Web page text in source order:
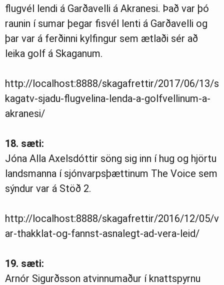
flugvél lendi á Garðavelli á Akranesi. Það var þó
raunin í sumar þegar fisvél lenti á Garðavelli og
þar var á ferðinni kylfingur sem ætlaði sér að
leika golf á Skaganum.
http://localhost:8888/skagafrettir/2017/06/13/s
kagatv-sjadu-flugvelina-lenda-a-golfvellinum-a-
akranesi/
18. sæti:
Jóna Alla Axelsdóttir söng sig inn í hug og hjörtu
landsmanna í sjónvarpsþættinum The Voice sem
sýndur var á Stöð 2.
http://localhost:8888/skagafrettir/2016/12/05/v
ar-thakklat-og-fannst-asnalegt-ad-vera-leid/
19. sæti:
Arnór Sigurðsson atvinnumaður í knattspyrnu